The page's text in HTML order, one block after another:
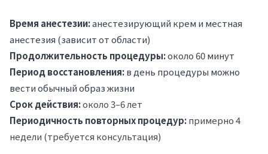
Время анестезии:анестезирующий крем и местная
анестезия (зависит от области)
Продолжительность процедуры:около 60 минут
Период восстановления:в день процедуры можно
вести обычный образ жизни
Срок действия:около 3–6 лет
Периодичность повторных процедур:примерно 4
недели (требуется консультация)